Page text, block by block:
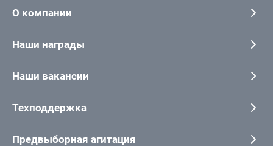
О компании
Наши награды
Наши вакансии
Техподдержка
Предвыборная агитация